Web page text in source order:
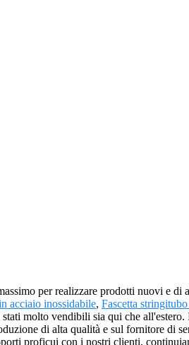
per realizzare prodotti nuovi e
acciaio inossidabile, Fascetta
molto vendibili sia qui che
di alta qualità e sul fornitore di
proficui con i nostri clienti,